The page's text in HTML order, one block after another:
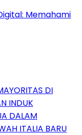
Memahami
DI
INDUK
DALAM
ITALIA BARU